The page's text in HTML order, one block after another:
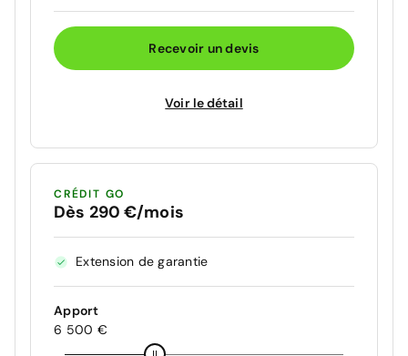
Recevoir un devis
Voir le détail
CRÉDIT GO
Dès 290 €/mois
Extension de garantie
Apport
6 500 €